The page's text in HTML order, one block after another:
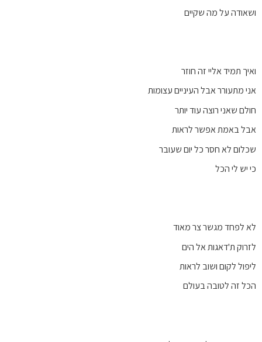
ושאודה על מה שקיים
ואיך תמיד אליי זה חוזר
אני מתעורר אבל העיניים עצומות
חולם שאני רוצה עוד יותר
אבל באמת אפשר לראות
שכלום לא חסר כל יום שעובר
כי יש לי הכל
לא לפחד מגשר צר מאוד
לזרוק ת'דאגות אל הים
ליפול לקום ושוב לראות
הכל זה לטובה בעולם